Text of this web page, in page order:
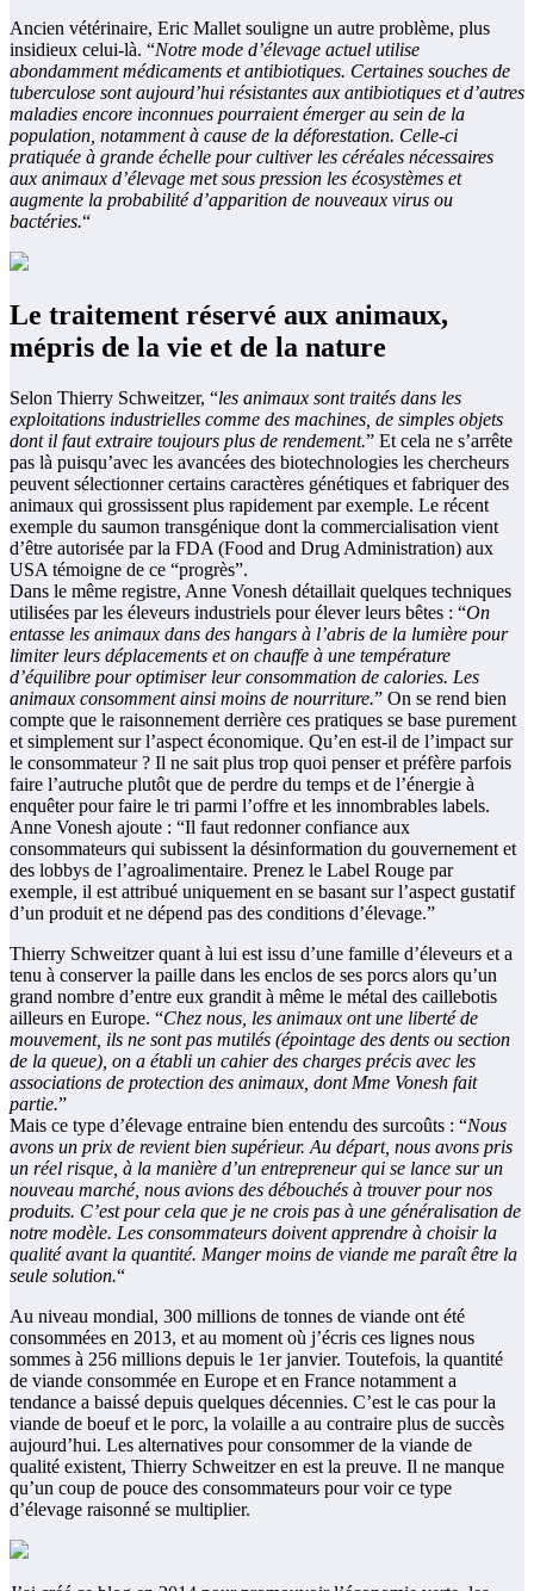
Ancien vétérinaire, Eric Mallet souligne un autre problème, plus
insidieux celui-là. “Notre mode d’élevage actuel utilise
abondamment médicaments et antibiotiques. Certaines souches de
tuberculose sont aujourd’hui résistantes aux antibiotiques et d’autres
maladies encore inconnues pourraient émerger au sein de la
population, notamment à cause de la déforestation. Celle-ci
pratiquée à grande échelle pour cultiver les céréales nécessaires
aux animaux d’élevage met sous pression les écosystèmes et
augmente la probabilité d’apparition de nouveaux virus ou
bactéries.“
Le traitement réservé aux animaux,
mépris de la vie et de la nature
Selon Thierry Schweitzer, “les animaux sont traités dans les
exploitations industrielles comme des machines, de simples objets
dont il faut extraire toujours plus de rendement.” Et cela ne s’arrête
pas là puisqu’avec les avancées des biotechnologies les chercheurs
peuvent sélectionner certains caractères génétiques et fabriquer des
animaux qui grossissent plus rapidement par exemple. Le récent
exemple du saumon transgénique dont la commercialisation vient
d’être autorisée par la FDA (Food and Drug Administration) aux
USA témoigne de ce “progrès”.
Dans le même registre, Anne Vonesh détaillait quelques techniques
utilisées par les éleveurs industriels pour élever leurs bêtes : “On
entasse les animaux dans des hangars à l’abris de la lumière pour
limiter leurs déplacements et on chauffe à une température
d’équilibre pour optimiser leur consommation de calories. Les
animaux consomment ainsi moins de nourriture.” On se rend bien
compte que le raisonnement derrière ces pratiques se base purement
et simplement sur l’aspect économique. Qu’en est-il de l’impact sur
le consommateur ? Il ne sait plus trop quoi penser et préfère parfois
faire l’autruche plutôt que de perdre du temps et de l’énergie à
enquêter pour faire le tri parmi l’offre et les innombrables labels.
Anne Vonesh ajoute : “Il faut redonner confiance aux
consommateurs qui subissent la désinformation du gouvernement et
des lobbys de l’agroalimentaire. Prenez le Label Rouge par
exemple, il est attribué uniquement en se basant sur l’aspect gustatif
d’un produit et ne dépend pas des conditions d’élevage.”
Thierry Schweitzer quant à lui est issu d’une famille d’éleveurs et a
tenu à conserver la paille dans les enclos de ses porcs alors qu’un
grand nombre d’entre eux grandit à même le métal des caillebotis
ailleurs en Europe. “Chez nous, les animaux ont une liberté de
mouvement, ils ne sont pas mutilés (épointage des dents ou section
de la queue), on a établi un cahier des charges précis avec les
associations de protection des animaux, dont Mme Vonesh fait
partie.”
Mais ce type d’élevage entraine bien entendu des surcoûts : “Nous
avons un prix de revient bien supérieur. Au départ, nous avons pris
un réel risque, à la manière d’un entrepreneur qui se lance sur un
nouveau marché, nous avions des débouchés à trouver pour nos
produits. C’est pour cela que je ne crois pas à une généralisation de
notre modèle. Les consommateurs doivent apprendre à choisir la
qualité avant la quantité. Manger moins de viande me paraît être la
seule solution.“
Au niveau mondial, 300 millions de tonnes de viande ont été
consommées en 2013, et au moment où j’écris ces lignes nous
sommes à 256 millions depuis le 1er janvier. Toutefois, la quantité
de viande consommée en Europe et en France notamment a
tendance a baissé depuis quelques décennies. C’est le cas pour la
viande de boeuf et le porc, la volaille a au contraire plus de succès
aujourd’hui. Les alternatives pour consommer de la viande de
qualité existent, Thierry Schweitzer en est la preuve. Il ne manque
qu’un coup de pouce des consommateurs pour voir ce type
d’élevage raisonné se multiplier.